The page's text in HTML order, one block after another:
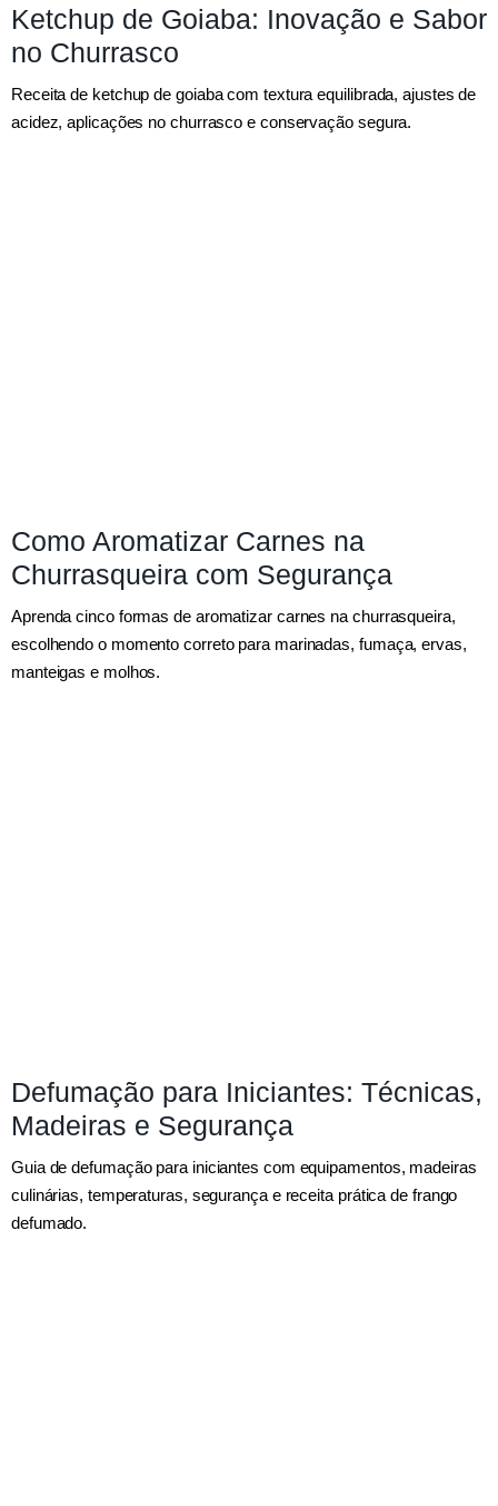
Ketchup de Goiaba: Inovação e Sabor
no Churrasco
Receita de ketchup de goiaba com textura equilibrada, ajustes de
acidez, aplicações no churrasco e conservação segura.
Como Aromatizar Carnes na
Churrasqueira com Segurança
Aprenda cinco formas de aromatizar carnes na churrasqueira,
escolhendo o momento correto para marinadas, fumaça, ervas,
manteigas e molhos.
Defumação para Iniciantes: Técnicas,
Madeiras e Segurança
Guia de defumação para iniciantes com equipamentos, madeiras
culinárias, temperaturas, segurança e receita prática de frango
defumado.